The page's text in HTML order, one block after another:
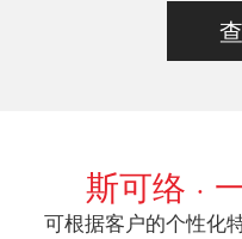
斯可络 ·
可根据客户的个性化